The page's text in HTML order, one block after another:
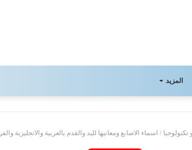
المزيد
تكنولوجيا / اسماء الاصابع ومعانيها لليد والقدم بالعربية والانجليزية